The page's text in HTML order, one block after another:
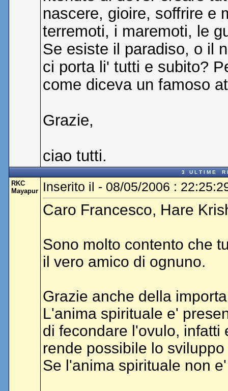
nascere, gioire, soffrire e
terremoti, i maremoti, le
Se esiste il paradiso, o il
ci porta li' tutti e subito?
come diceva un famoso
Grazie,
ciao tutti.
3 U L T I M E R I
RKC
Mayapur
Inserito il - 08/05/2006 :
Caro Francesco, Hare
Sono molto contento che
il vero amico di ognuno.
Grazie anche della
L'anima spirituale e'
di fecondare l'ovulo, infatti
rende possibile lo
Se l'anima spirituale non